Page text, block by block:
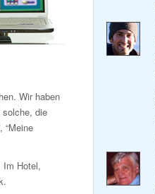
Wir haben
solche, die
“Meine
Im Hotel,